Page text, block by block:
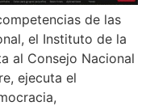
de las
el Instituto de la
al Consejo Nacional
ejecuta el